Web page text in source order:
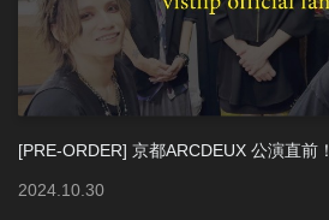
[PRE-ORDER] 京都ARCDEUX 公演直前！
2024 10 30